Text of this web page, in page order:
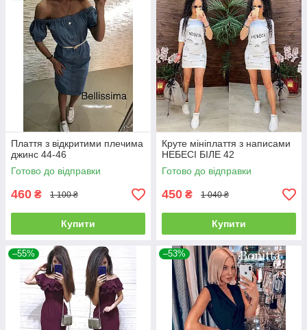
Плаття з відкритими плечима
джинс 44-46
Готово до відправки
460 ₴ 1 100 ₴
Купити
Круте мініплаття з написами
НЕБЕСІ БІЛЕ 42
Готово до відправки
450 ₴ 1 040 ₴
Купити
–55% –53%